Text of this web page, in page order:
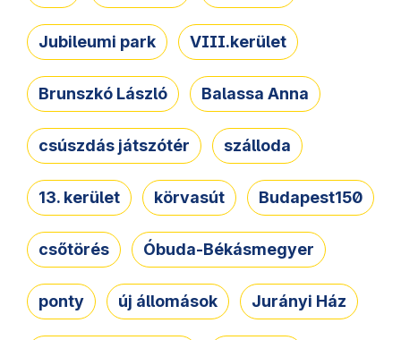
Jubileumi park VIII.kerület
Brunszkó László Balassa Anna
csúszdás játszótér szálloda
13. kerület körvasút Budapest150
csőtörés Óbuda-Békásmegyer
ponty új állomások Jurányi Ház